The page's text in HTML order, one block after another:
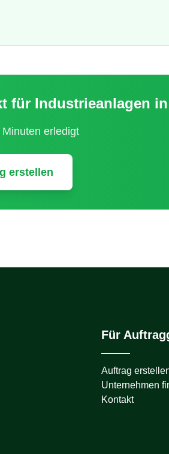
für Industrieanlagen in
Minuten erledigt
erstellen
Für
Auftrag
Unternehmen
Kontakt